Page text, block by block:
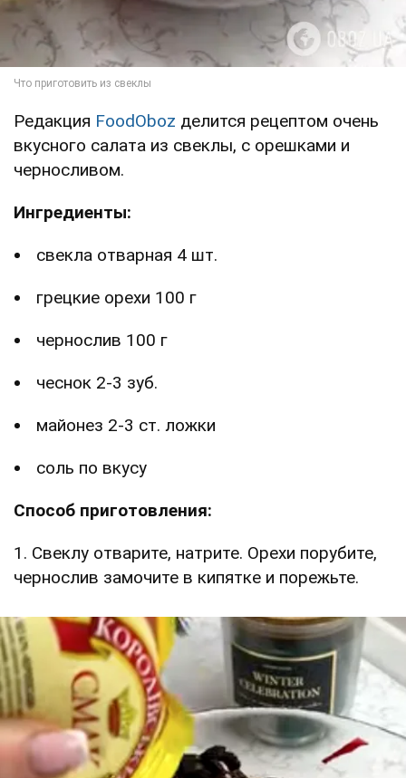
Редакция FoodOboz делится рецептом очень
вкусного салата из свеклы, с орешками и
черносливом.
Ингредиенты:
свекла отварная 4 шт.
грецкие орехи 100 г
чернослив 100 г
чеснок 2-3 зуб.
майонез 2-3 ст. ложки
соль по вкусу
Способ приготовления:
1. Свеклу отварите, натрите. Орехи порубите,
чернослив замочите в кипятке и порежьте.